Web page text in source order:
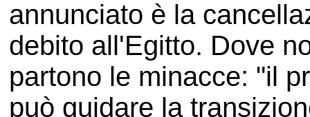
annunciato è la
debito all'Egitto. Dove
partono le minacce: "il
può guidare la